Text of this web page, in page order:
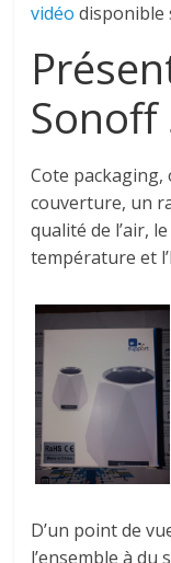
vidéo
Sonoff
Cote packaging,
couverture, un
qualité de l’air,
température et
D’un point de
l’ensemble à du